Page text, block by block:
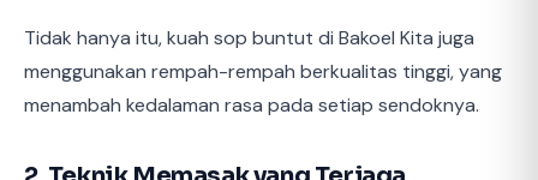
Tidak hanya itu, kuah sop buntut di Bakoel Kita juga
menggunakan rempah-rempah berkualitas tinggi, yang
menambah kedalaman rasa pada setiap sendoknya.